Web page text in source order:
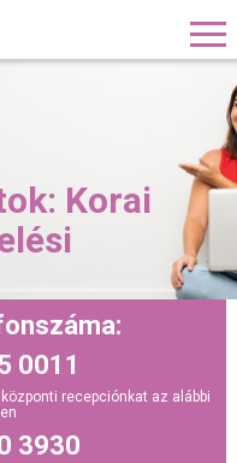
Korai
0011
recepciónkat az alábbi
3930